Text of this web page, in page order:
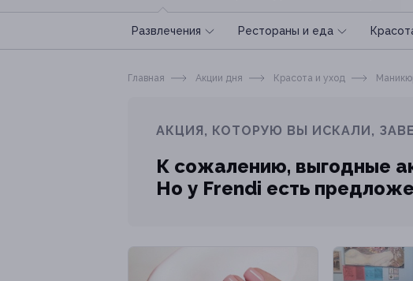
Развлечения Рестораны и еда
Главная Акции дня Красота и уход
АКЦИЯ, КОТОРУЮ ВЫ ИСКАЛИ,
К сожалению, выгодные
Но у Frendi есть